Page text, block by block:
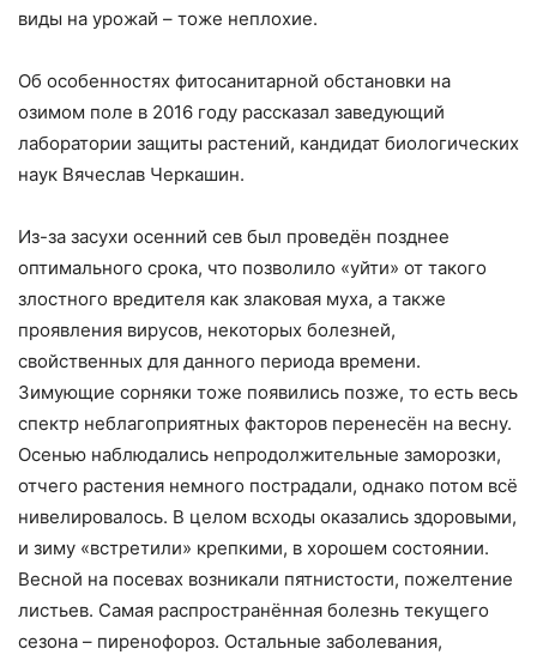
виды на урожай – тоже неплохие.
Об особенностях фитосанитарной обстановки на
озимом поле в 2016 году рассказал заведующий
лаборатории защиты растений, кандидат биологических
наук Вячеслав Черкашин.
Из-за засухи осенний сев был проведён позднее
оптимального срока, что позволило «уйти» от такого
злостного вредителя как злаковая муха, а также
проявления вирусов, некоторых болезней,
свойственных для данного периода времени.
Зимующие сорняки тоже появились позже, то есть весь
спектр неблагоприятных факторов перенесён на весну.
Осенью наблюдались непродолжительные заморозки,
отчего растения немного пострадали, однако потом всё
нивелировалось. В целом всходы оказались здоровыми,
и зиму «встретили» крепкими, в хорошем состоянии.
Весной на посевах возникали пятнистости, пожелтение
листьев. Самая распространённая болезнь текущего
сезона – пиренофороз. Остальные заболевания,